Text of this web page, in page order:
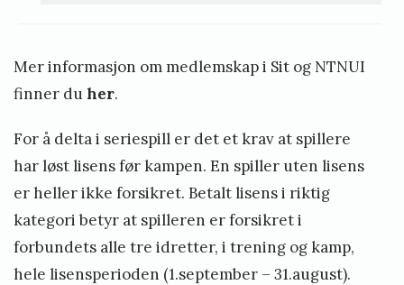
d
e
Mer informasjon om medlemskap i Sit og NTNUI
finner duher.
For å delta i seriespill er det et krav at spillere
har løst lisens før kampen. En spiller uten lisens
er heller ikke forsikret. Betalt lisens i riktig
kategori betyr at spilleren er forsikret i
forbundets alle tre idretter, i trening og kamp,
hele lisensperioden (1.september – 31.august).